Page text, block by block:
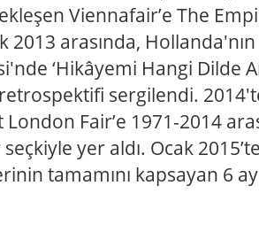
Viennafair’e The
2013 arasında,
‘Hikâyemi Hangi Dilde
sergilendi.
Fair’e 1971-2014
yer aldı. Ocak
tamamını kapsayan 6